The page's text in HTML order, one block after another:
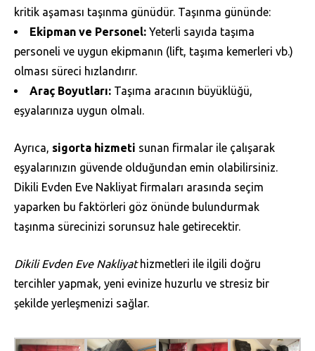
kritik aşaması taşınma günüdür. Taşınma gününde:
Ekipman ve Personel: Yeterli sayıda taşıma
personeli ve uygun ekipmanın (lift, taşıma kemerleri vb.)
olması süreci hızlandırır.
Araç Boyutları: Taşıma aracının büyüklüğü,
eşyalarınıza uygun olmalı.
Ayrıca, sigorta hizmeti sunan firmalar ile çalışarak
eşyalarınızın güvende olduğundan emin olabilirsiniz.
Dikili Evden Eve Nakliyat firmaları arasında seçim
yaparken bu faktörleri göz önünde bulundurmak
taşınma sürecinizi sorunsuz hale getirecektir.
Dikili Evden Eve Nakliyathizmetleri ile ilgili doğru
tercihler yapmak, yeni evinize huzurlu ve stresiz bir
şekilde yerleşmenizi sağlar.